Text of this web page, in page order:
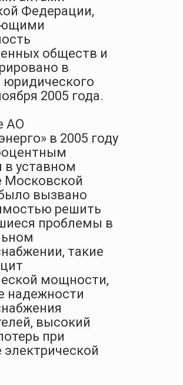
Федерации,
обществ и
в
юридического
2005 года.
АО
в 2005 году
в уставном
Московской
вызвано
решить
проблемы в
такие
мощности,
надежности
высокий
при
электрической